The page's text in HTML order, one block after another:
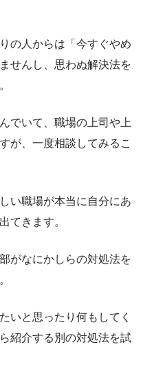
の人からは「今すぐやめ
せんし、思わぬ解決法を
でいて、職場の上司や上
が、一度相談してみるこ
い職場が本当に自分にあ
てきます。
がなにかしらの対処法を
いと思ったり何もしてく
紹介する別の対処法を試